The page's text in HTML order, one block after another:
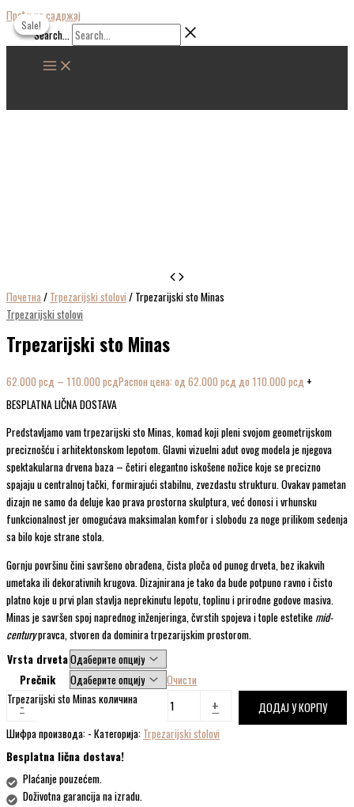
Пређи на садржај
Search...
Sale!
Почетна/ Trpezarijski stolovi / Trpezarijski sto Minas
Trpezarijski stolovi
Trpezarijski sto Minas
62.000 рсд – 110.000 рсдРаспон цена: од 62.000 рсд до 110.000 рсд +
BESPLATNA LIČNA DOSTAVA
Predstavljamo vam trpezarijski sto Minas, komad koji pleni svojom geometrijskom
preciznošću i arhitektonskom lepotom. Glavni vizuelni adut ovog modela je njegova
spektakularna drvena baza – četiri elegantno iskošene nožice koje se precizno
spajaju u centralnoj tački, formirajući stabilnu, zvezdastu strukturu. Ovakav pametan
dizajn ne samo da deluje kao prava prostorna skulptura, već donosi i vrhunsku
funkcionalnost jer omogućava maksimalan komfor i slobodu za noge prilikom sedenja
sa bilo koje strane stola.
Gornju površinu čini savršeno obrađena, čista ploča od punog drveta, bez ikakvih
umetaka ili dekorativnih krugova. Dizajnirana je tako da bude potpuno ravno i čisto
platno koje u prvi plan stavlja neprekinutu lepotu, toplinu i prirodne godove masiva.
Minas je savršen spoj naprednog inženjeringa, čvrstih spojeva i tople estetike mid-
centurypravca, stvoren da dominira trpezarijskim prostorom.
Vrsta drveta
Prečnik
Очисти
-
Trpezarijski sto Minas количина +
ДОДАЈ У КОРПУ
Шифра производа: - Категорија: Trpezarijski stolovi
Besplatna lična dostava!
Plaćanje pouzećem.
Doživotna garancija na izradu.
Sale!
Sale!